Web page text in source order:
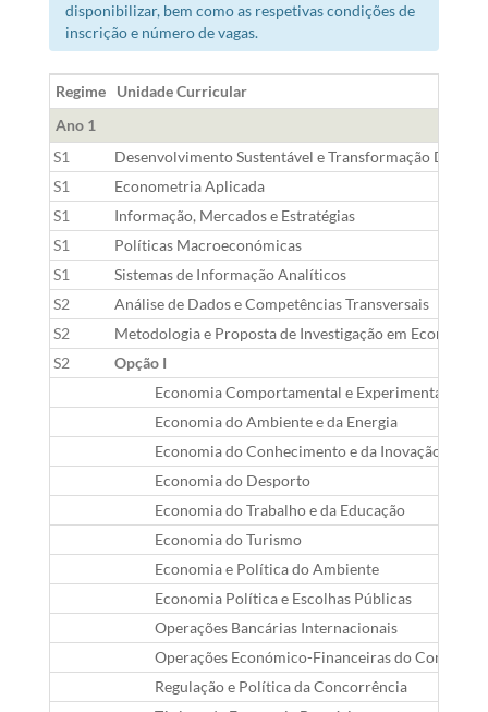
disponibilizar, bem como as respetivas condições de
inscrição e número de vagas.
Regime
Unidade Curricular
Ano 1
S1
Desenvolvimento Sustentável e Transformação Digital
S1
Econometria Aplicada
S1
Informação, Mercados e Estratégias
S1
Políticas Macroeconómicas
S1
Sistemas de Informação Analíticos
S2
Análise de Dados e Competências Transversais
S2
Metodologia e Proposta de Investigação em Economia
S2
Opção I
Economia Comportamental e Experimental
Economia do Ambiente e da Energia
Economia do Conhecimento e da Inovação
Economia do Desporto
Economia do Trabalho e da Educação
Economia do Turismo
Economia e Política do Ambiente
Economia Política e Escolhas Públicas
Operações Bancárias Internacionais
Operações Económico-Financeiras do
Regulação e Política da Concorrência